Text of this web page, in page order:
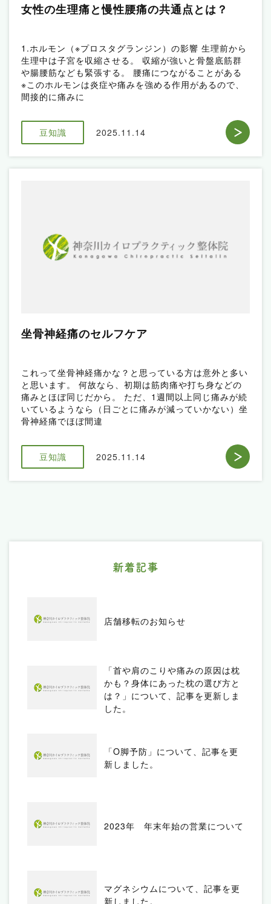
女性の生理痛と慢性腰痛の共通点とは？
1.ホルモン（※プロスタグランジン）の影響 生理前から
生理中は子宮を収縮させる。 収縮が強いと骨盤底筋群
や腸腰筋なども緊張する。 腰痛につながることがある
※このホルモンは炎症や痛みを強める作用があるので、
間接的に痛みに
豆知識 2025.11.14
坐骨神経痛のセルフケア
これって坐骨神経痛かな？と思っている方は意外と多い
と思います。 何故なら、初期は筋肉痛や打ち身などの
痛みとほぼ同じだから。 ただ、1週間以上同じ痛みが続
いているようなら（日ごとに痛みが減っていかない）坐
骨神経痛でほぼ間違
豆知識 2025.11.14
新着記事
店舗移転のお知らせ
「首や肩のこりや痛みの原因は枕
かも？身体にあった枕の選び方と
は？」について、記事を更新しま
した。
「O脚予防」について、記事を更
新しました。
2023年 年末年始の営業について
マグネシウムについて、記事を更
新しました。